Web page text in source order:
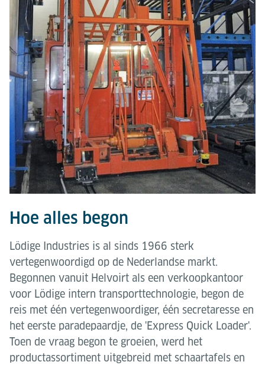
Hoe alles begon
Lödige Industries is al sinds 1966 sterk
vertegenwoordigd op de Nederlandse markt.
Begonnen vanuit Helvoirt als een verkoopkantoor
voor Lödige intern transporttechnologie, begon de
reis met één vertegenwoordiger, één secretaresse en
het eerste paradepaardje, de 'Express Quick Loader'.
Toen de vraag begon te groeien, werd het
productassortiment uitgebreid met schaartafels en